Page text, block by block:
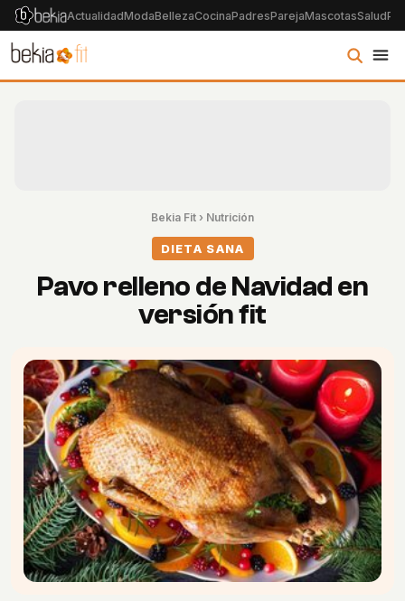
ActualidadModaBellezaCocinaPadresParejaMascotasSalud
Bekia Fit › Nutrición
DIETA SANA
Pavo relleno de Navidad en
versión fit